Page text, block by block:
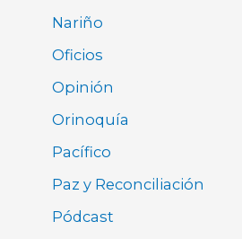
Nariño
Oficios
Opinión
Orinoquía
Pacífico
Paz y Reconciliación
Pódcast